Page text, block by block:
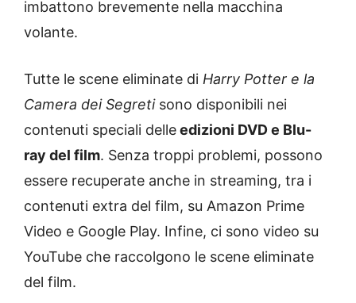
imbattono brevemente nella macchina
volante.
Tutte le scene eliminate di Harry Potter e la
Camera dei Segretisono disponibili nei
contenuti speciali delleedizioni DVD e Blu-
ray del film. Senza troppi problemi, possono
essere recuperate anche in streaming, tra i
contenuti extra del film, su Amazon Prime
Video e Google Play. Infine, ci sono video su
YouTube che raccolgono le scene eliminate
del film.